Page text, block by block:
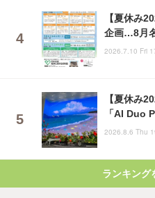
【夏休み
企画…8月
2026.7.10 Fri
【夏休み
「AI Duo
2026.8.6 Thu
ランキング